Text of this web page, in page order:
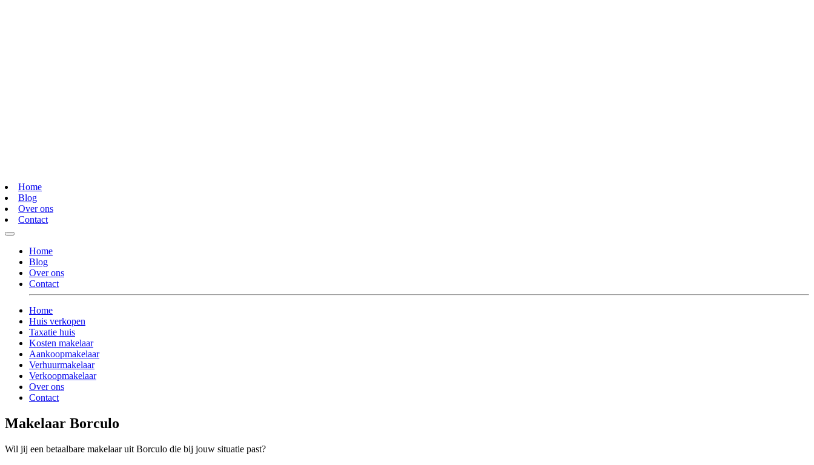
Home
Blog
Over ons
Contact
Home
Blog
Over ons
Contact
Home
Huis verkopen
Taxatie huis
Kosten makelaar
Aankoopmakelaar
Verhuurmakelaar
Verkoopmakelaar
Over ons
Contact
Makelaar Borculo
Wil jij een betaalbare makelaar uit Borculo die bij jouw situatie past?